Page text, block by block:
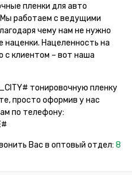
пленки для авто
работаем с ведущими
чему нам не нужно
наценки. Нацеленность на
с клиентом – вот наша
тонировочную пленку
просто оформив у нас
по телефону:
Вас в оптовый отдел: 8